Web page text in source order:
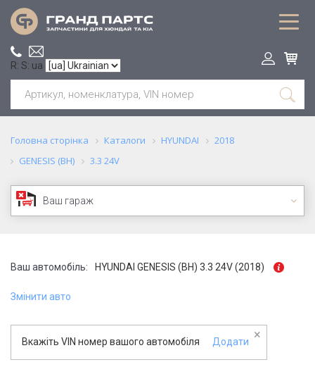
R: S: ua
Головна сторінка Каталоги HYUNDAI
2018
GENESIS (BH)
3.3 24V
Ваш гараж
Ваш автомобіль: HYUNDAI GENESIS (BH) 3.3 24V (2018)
Змінити авто
Вкажіть VIN номер вашого автомобіля Додати
×